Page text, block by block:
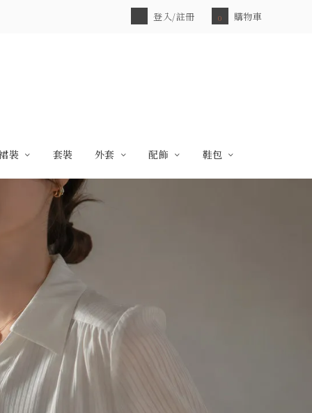
登入/註冊 購物車
0
裝 套裝 外套 配飾 鞋包